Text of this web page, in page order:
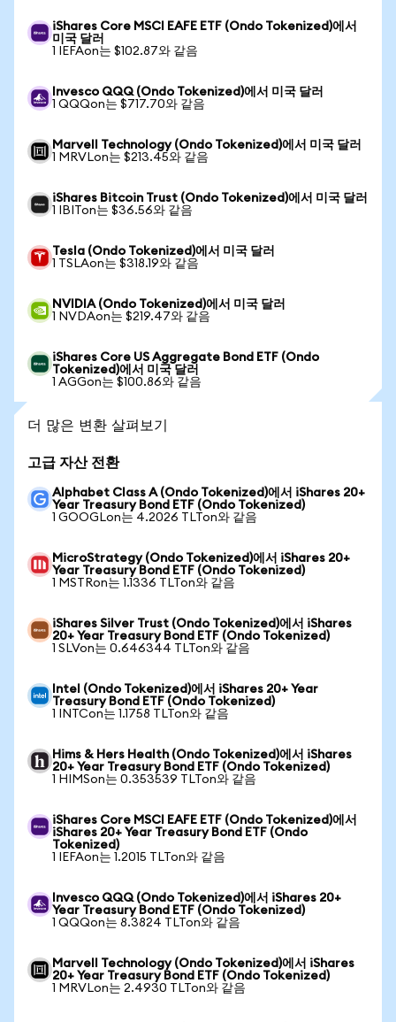
iShares Core MSCI EAFE ETF (Ondo Tokenized)에서
미국 달러
1 IEFAon는 $102.87와 같음
Invesco QQQ (Ondo Tokenized)에서 미국 달러
1 QQQon는 $717.70와 같음
Marvell Technology (Ondo Tokenized)에서 미국 달러
1 MRVLon는 $213.45와 같음
iShares Bitcoin Trust (Ondo Tokenized)에서 미국 달러
1 IBITon는 $36.56와 같음
Tesla (Ondo Tokenized)에서 미국 달러
1 TSLAon는 $318.19와 같음
NVIDIA (Ondo Tokenized)에서 미국 달러
1 NVDAon는 $219.47와 같음
iShares Core US Aggregate Bond ETF (Ondo
Tokenized)에서 미국 달러
1 AGGon는 $100.86와 같음
더 많은 변환 살펴보기
고급 자산 전환
Alphabet Class A (Ondo Tokenized)에서 iShares 20+
Year Treasury Bond ETF (Ondo Tokenized)
1 GOOGLon는 4.2026 TLTon와 같음
MicroStrategy (Ondo Tokenized)에서 iShares 20+
Year Treasury Bond ETF (Ondo Tokenized)
1 MSTRon는 1.1336 TLTon와 같음
iShares Silver Trust (Ondo Tokenized)에서 iShares
20+ Year Treasury Bond ETF (Ondo Tokenized)
1 SLVon는 0.646344 TLTon와 같음
Intel (Ondo Tokenized)에서 iShares 20+ Year
Treasury Bond ETF (Ondo Tokenized)
1 INTCon는 1.1758 TLTon와 같음
Hims & Hers Health (Ondo Tokenized)에서 iShares
20+ Year Treasury Bond ETF (Ondo Tokenized)
1 HIMSon는 0.353539 TLTon와 같음
iShares Core MSCI EAFE ETF (Ondo Tokenized)에서
iShares 20+ Year Treasury Bond ETF (Ondo
Tokenized)
1 IEFAon는 1.2015 TLTon와 같음
Invesco QQQ (Ondo Tokenized)에서 iShares 20+
Year Treasury Bond ETF (Ondo Tokenized)
1 QQQon는 8.3824 TLTon와 같음
Marvell Technology (Ondo Tokenized)에서 iShares
20+ Year Treasury Bond ETF (Ondo Tokenized)
1 MRVLon는 2.4930 TLTon와 같음